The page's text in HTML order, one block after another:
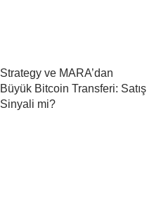
Strategy ve MARA’dan
Büyük Bitcoin Transferi: Satış
Sinyali mi?